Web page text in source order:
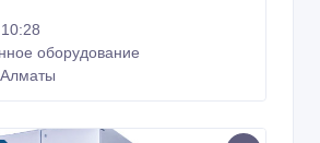
оборудование
Алматы